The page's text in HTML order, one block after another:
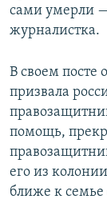
сами умерли
журналистка.
В своем посте
призвала
помощь,
его из
ближе к семье